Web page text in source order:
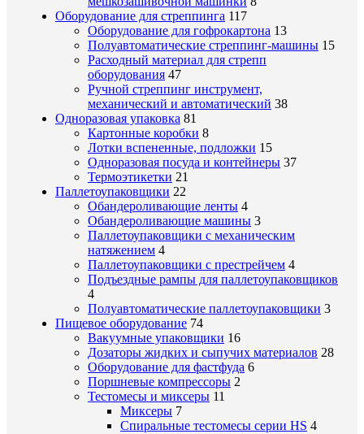
Оборудование для стреппинга 117
Оборудование для гофрокартона 13
Полуавтоматические стреппинг-машины 15
Расходный материал для стрепп
оборудования 47
Ручной стреппинг инструмент,
механический и автоматический 38
Одноразовая упаковка 81
Картонные коробки 8
Лотки вспененные, подложки 15
Одноразовая посуда и контейнеры 37
Термоэтикетки 21
Паллетоупаковщики 22
Обандероливающие ленты 4
Обандероливающие машины 3
Паллетоупаковщики с механическим
натяжением 4
Паллетоупаковщики с престрейчем 4
Подъездные рампы для паллетоупаковщиков
4
Полуавтоматические паллетоупаковщики 3
Пищевое оборудование 74
Вакуумные упаковщики 16
Дозаторы жидких и сыпучих материалов 28
Оборудование для фастфуда 6
Поршневые компрессоры 2
Тестомесы и миксеры 11
Миксеры 7
Спиральные тестомесы серии HS 4